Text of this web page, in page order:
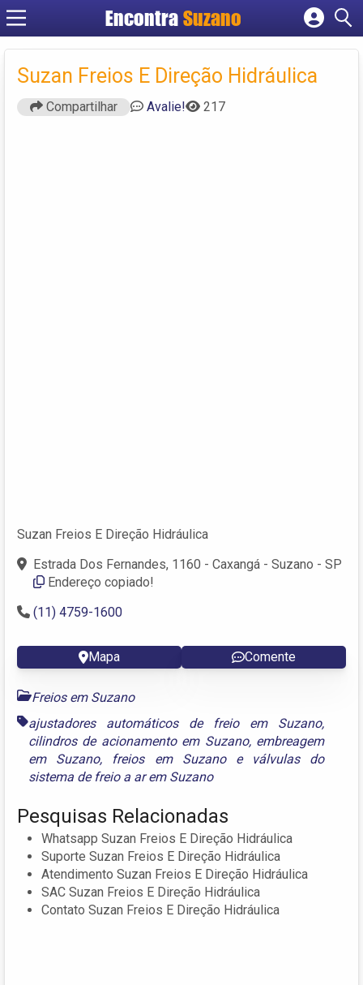
EncontraSuzano
Cadastrar empresa
Fazer login
Criar conta
Suzan Freios E Direção Hidráulica
Compartilhar Avalie! 217
Suzan Freios E Direção Hidráulica
Estrada Dos Fernandes, 1160 - Caxangá - Suzano - SP
Endereço copiado!
(11) 4759-1600
Mapa Comente
Freios em Suzano
ajustadores automáticos de freio em Suzano,
cilindros de acionamento em Suzano, embreagem
em Suzano, freios em Suzanoe válvulas do
sistema de freio a ar em Suzano
Pesquisas Relacionadas
Whatsapp Suzan Freios E Direção Hidráulica
Suporte Suzan Freios E Direção Hidráulica
Atendimento Suzan Freios E Direção Hidráulica
SAC Suzan Freios E Direção Hidráulica
Contato Suzan Freios E Direção Hidráulica